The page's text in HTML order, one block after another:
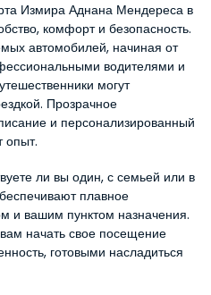
Измира Аднана Мендереса в
комфорт и безопасность.
автомобилей, начиная от
водителями и
могут
Прозрачное
и персонализированный
опыт.
ли вы один, с семьей или в
плавное
и вашим пунктом назначения.
начать свое посещение
готовыми насладиться